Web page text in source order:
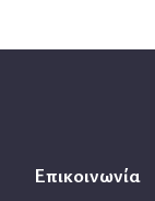
Επικοινωνία